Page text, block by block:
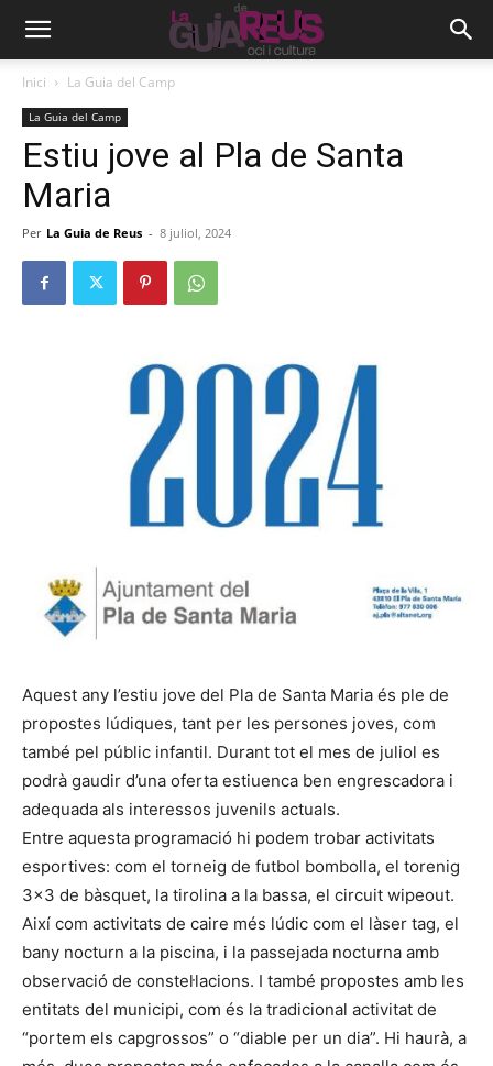
Inici La Guia del Camp
La Guia del Camp
Estiu jove al Pla de Santa
Maria
Per La Guia de Reus - 8 juliol, 2024
Aquest any l’estiu jove del Pla de Santa Maria és ple de
propostes lúdiques, tant per les persones joves, com
també pel públic infantil. Durant tot el mes de juliol es
podrà gaudir d’una oferta estiuenca ben engrescadora i
adequada als interessos juvenils actuals.
Entre aquesta programació hi podem trobar activitats
esportives: com el torneig de futbol bombolla, el torenig
3×3 de bàsquet, la tirolina a la bassa, el circuit wipeout.
Així com activitats de caire més lúdic com el làser tag, el
bany nocturn a la piscina, i la passejada nocturna amb
observació de constel·lacions. I també propostes amb les
entitats del municipi, com és la tradicional activitat de
“portem els capgrossos” o “diable per un dia”. Hi haurà, a